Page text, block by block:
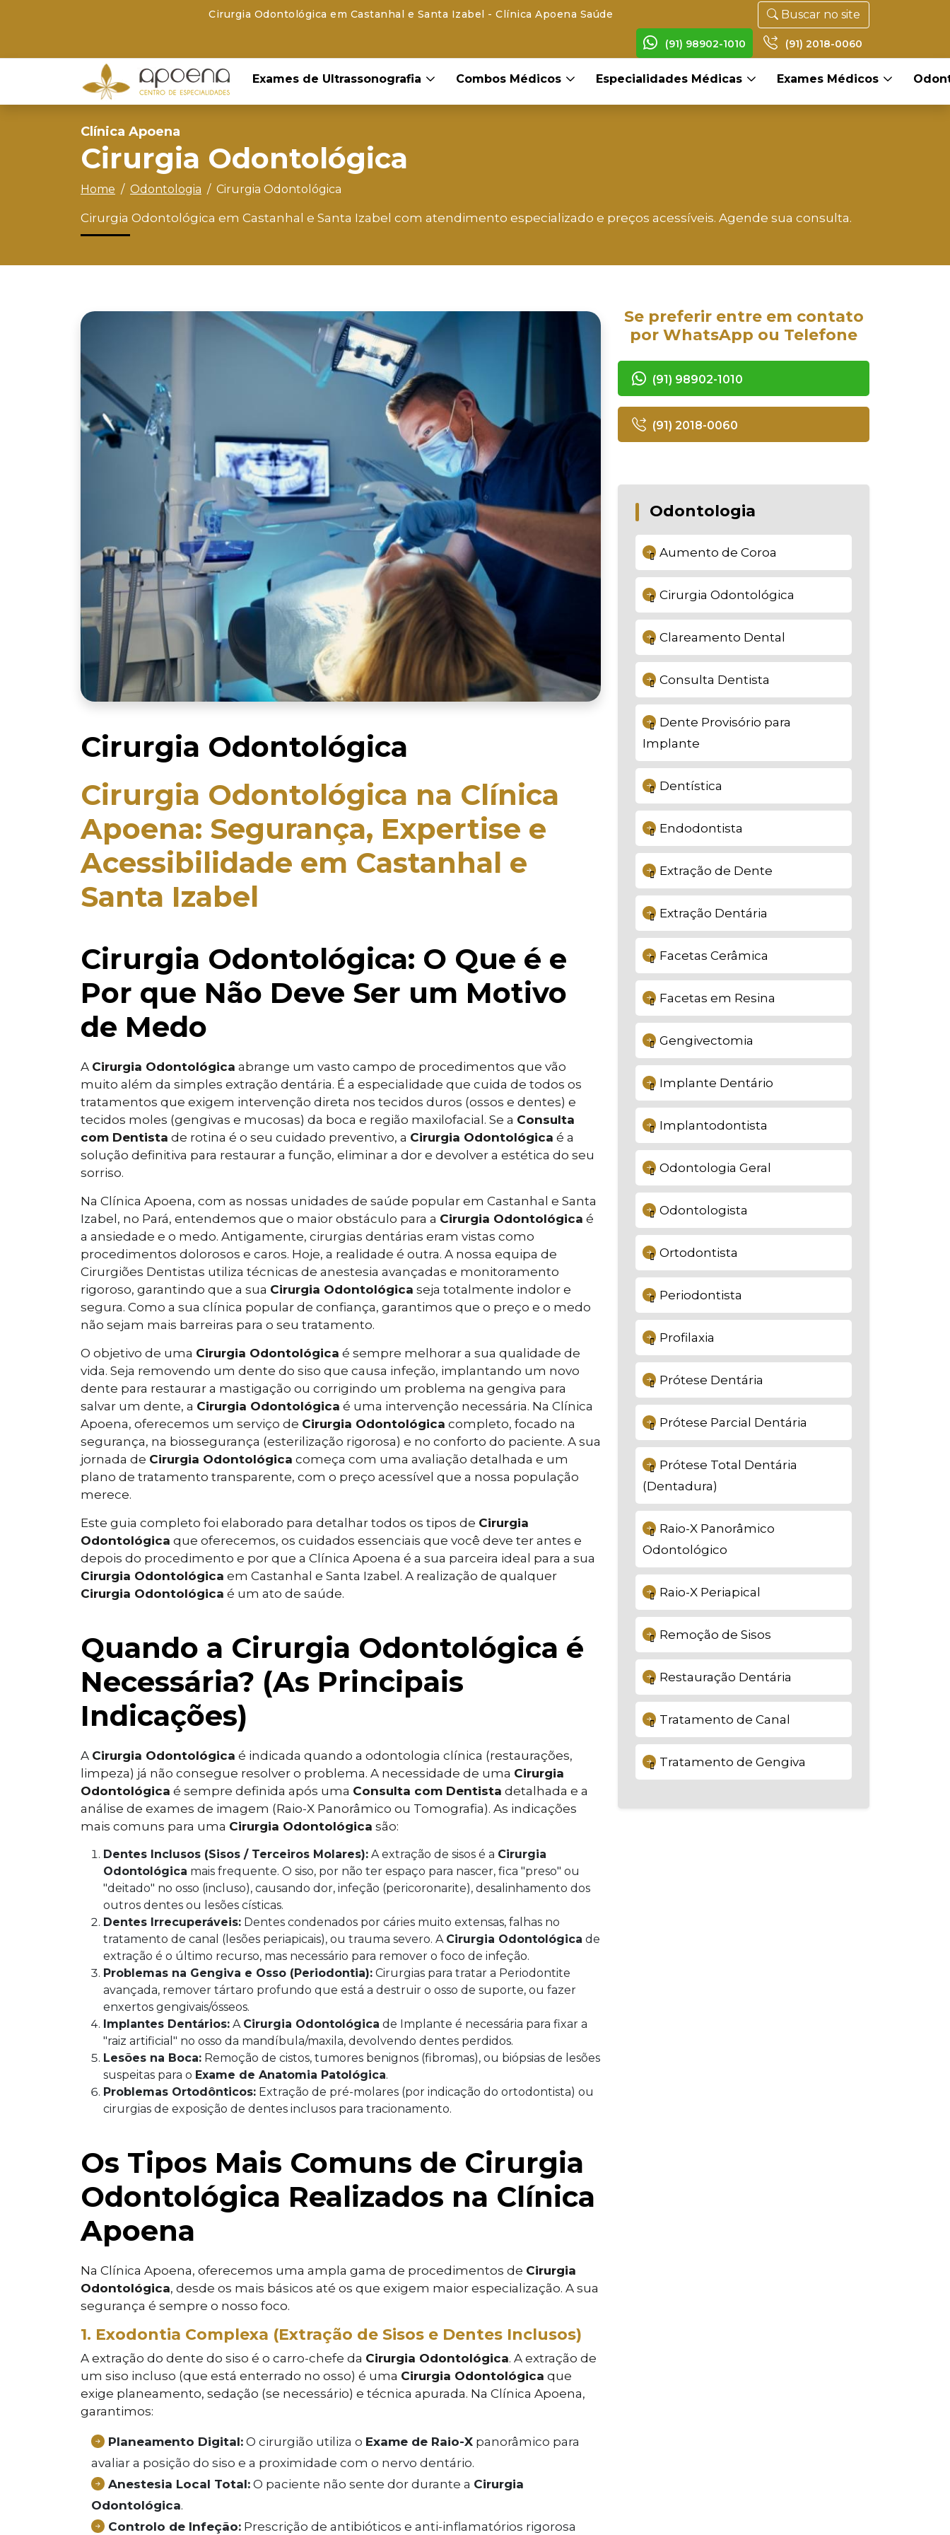
Cirurgia Odontológica em Castanhal e Santa Izabel - Clínica Apoena Saúde Buscar no site
(91) 2018-0060
(91) 98902-1010
Exames de Ultrassonografia Combos Médicos Especialidades Médicas Exames Médicos
Clínica Apoena
Cirurgia Odontológica
Home Odontologia Cirurgia Odontológica
Cirurgia Odontológica em Castanhal e Santa Izabel com atendimento especializado e preços acessíveis. Agende sua consulta.
Cirurgia Odontológica
Cirurgia Odontológica na Clínica
Apoena: Segurança, Expertise e
Acessibilidade em Castanhal e
Santa Izabel
Cirurgia Odontológica: O Que é e
Por que Não Deve Ser um Motivo
de Medo
A Cirurgia Odontológica abrange um vasto campo de procedimentos que vão
muito além da simples extração dentária. É a especialidade que cuida de todos os
tratamentos que exigem intervenção direta nos tecidos duros (ossos e dentes) e
tecidos moles (gengivas e mucosas) da boca e região maxilofacial. Se a Consulta
com Dentista de rotina é o seu cuidado preventivo, a Cirurgia Odontológica é a
solução definitiva para restaurar a função, eliminar a dor e devolver a estética do seu
sorriso.
Na Clínica Apoena, com as nossas unidades de saúde popular em Castanhal e Santa
Izabel, no Pará, entendemos que o maior obstáculo para a Cirurgia Odontológica é
a ansiedade e o medo. Antigamente, cirurgias dentárias eram vistas como
procedimentos dolorosos e caros. Hoje, a realidade é outra. A nossa equipa de
Cirurgiões Dentistas utiliza técnicas de anestesia avançadas e monitoramento
rigoroso, garantindo que a sua Cirurgia Odontológica seja totalmente indolor e
segura. Como a sua clínica popular de confiança, garantimos que o preço e o medo
não sejam mais barreiras para o seu tratamento.
O objetivo de uma Cirurgia Odontológica é sempre melhorar a sua qualidade de
vida. Seja removendo um dente do siso que causa infeção, implantando um novo
dente para restaurar a mastigação ou corrigindo um problema na gengiva para
salvar um dente, a Cirurgia Odontológica é uma intervenção necessária. Na Clínica
Apoena, oferecemos um serviço de Cirurgia Odontológica completo, focado na
segurança, na biossegurança (esterilização rigorosa) e no conforto do paciente. A sua
jornada de Cirurgia Odontológica começa com uma avaliação detalhada e um
plano de tratamento transparente, com o preço acessível que a nossa população
merece.
Este guia completo foi elaborado para detalhar todos os tipos de Cirurgia
Odontológica que oferecemos, os cuidados essenciais que você deve ter antes e
depois do procedimento e por que a Clínica Apoena é a sua parceira ideal para a sua
Cirurgia Odontológica em Castanhal e Santa Izabel. A realização de qualquer
Cirurgia Odontológica é um ato de saúde.
Quando a Cirurgia Odontológica é
Necessária? (As Principais
Indicações)
A Cirurgia Odontológica é indicada quando a odontologia clínica (restaurações,
limpeza) já não consegue resolver o problema. A necessidade de uma Cirurgia
Odontológica é sempre definida após uma Consulta com Dentista detalhada e a
análise de exames de imagem (Raio-X Panorâmico ou Tomografia). As indicações
mais comuns para uma Cirurgia Odontológica são:
Dentes Inclusos (Sisos / Terceiros Molares): A extração de sisos é a Cirurgia
Odontológica mais frequente. O siso, por não ter espaço para nascer, fica "preso" ou
"deitado" no osso (incluso), causando dor, infeção (pericoronarite), desalinhamento dos
outros dentes ou lesões císticas.
Dentes Irrecuperáveis: Dentes condenados por cáries muito extensas, falhas no
tratamento de canal (lesões periapicais), ou trauma severo. A Cirurgia Odontológica de
extração é o último recurso, mas necessário para remover o foco de infeção.
Problemas na Gengiva e Osso (Periodontia): Cirurgias para tratar a Periodontite
avançada, remover tártaro profundo que está a destruir o osso de suporte, ou fazer
enxertos gengivais/ósseos.
Implantes Dentários: A Cirurgia Odontológica de Implante é necessária para fixar a
"raiz artificial" no osso da mandíbula/maxila, devolvendo dentes perdidos.
Lesões na Boca: Remoção de cistos, tumores benignos (fibromas), ou biópsias de lesões
suspeitas para o Exame de Anatomia Patológica.
Problemas Ortodônticos: Extração de pré-molares (por indicação do ortodontista) ou
cirurgias de exposição de dentes inclusos para tracionamento.
Os Tipos Mais Comuns de Cirurgia
Odontológica Realizados na Clínica
Apoena
Na Clínica Apoena, oferecemos uma ampla gama de procedimentos de Cirurgia
Odontológica, desde os mais básicos até os que exigem maior especialização. A sua
segurança é sempre o nosso foco.
1. Exodontia Complexa (Extração de Sisos e Dentes Inclusos)
A extração do dente do siso é o carro-chefe da Cirurgia Odontológica. A extração de
um siso incluso (que está enterrado no osso) é uma Cirurgia Odontológica que
exige planeamento, sedação (se necessário) e técnica apurada. Na Clínica Apoena,
garantimos:
Planeamento Digital: O cirurgião utiliza o Exame de Raio-X panorâmico para
avaliar a posição do siso e a proximidade com o nervo dentário.
Anestesia Local Total: O paciente não sente dor durante a Cirurgia
Odontológica.
Controlo de Infeção: Prescrição de antibióticos e anti-inflamatórios rigorosa
Se preferir entre em contato
por WhatsApp ou Telefone
(91) 98902-1010
(91) 2018-0060
Odontologia
Aumento de Coroa
Cirurgia Odontológica
Clareamento Dental
Consulta Dentista
Dente Provisório para
Implante
Dentística
Endodontista
Extração de Dente
Extração Dentária
Facetas Cerâmica
Facetas em Resina
Gengivectomia
Implante Dentário
Implantodontista
Odontologia Geral
Odontologista
Ortodontista
Periodontista
Profilaxia
Prótese Dentária
Prótese Parcial Dentária
Prótese Total Dentária
(Dentadura)
Raio-X Panorâmico
Odontológico
Raio-X Periapical
Remoção de Sisos
Restauração Dentária
Tratamento de Canal
Tratamento de Gengiva